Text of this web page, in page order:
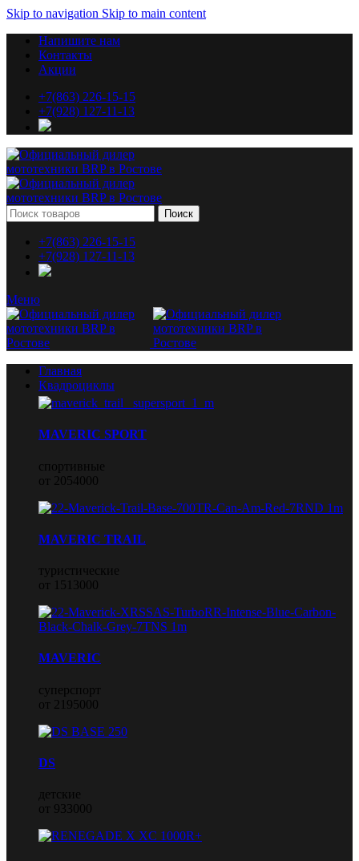
Skip to navigation Skip to main content
Напишите нам
Контакты
Акции
+7(863) 226-15-15
+7(928) 127-11-13
Поиск
+7(863) 226-15-15
+7(928) 127-11-13
Меню
Главная
Квадроциклы
MAVERIC SPORT
спортивные
от 2054000
MAVERIC TRAIL
туристические
от 1513000
MAVERIC
суперспорт
от 2195000
DS
детские
от 933000